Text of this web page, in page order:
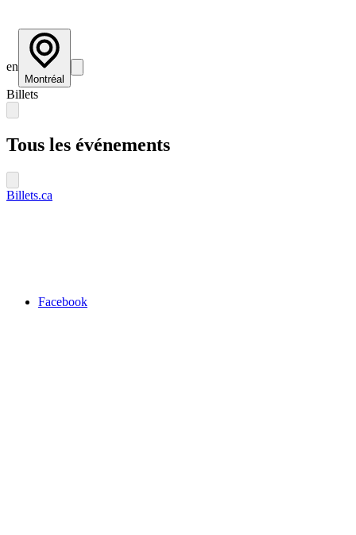
en
Montréal
Billets
Tous les événements
Billets.ca
Facebook